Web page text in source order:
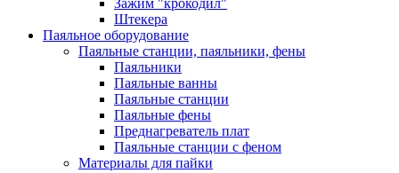
Зажим "крокодил"
Штекера
Паяльное оборудование
Паяльные станции, паяльники, фены
Паяльники
Паяльные ванны
Паяльные станции
Паяльные фены
Преднагреватель плат
Паяльные станции с феном
Материалы для пайки